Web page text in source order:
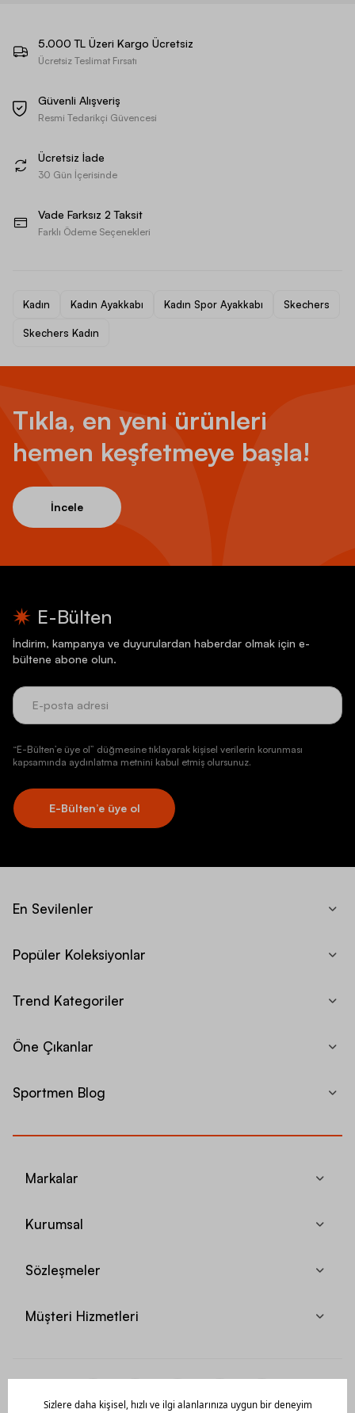
5.000 TL Üzeri Kargo Ücretsiz
Ücretsiz Teslimat Fırsatı
Güvenli Alışveriş
Resmi Tedarikçi Güvencesi
Ücretsiz İade
30 Gün İçerisinde
Vade Farksız 2 Taksit
Farklı Ödeme Seçenekleri
Kadın Kadın Ayakkabı Kadın Spor Ayakkabı Skechers
Skechers Kadın
Tıkla, en yeni ürünleri
hemen keşfetmeye başla!
İncele
E-Bülten
İndirim, kampanya ve duyurulardan haberdar olmak için e-
bültene abone olun.
“E-Bülten’e üye ol” düğmesine tıklayarak kişisel verilerin korunması
kapsamında aydınlatma metnini kabul etmiş olursunuz.
E-Bülten’e üye ol
En Sevilenler
Popüler Koleksiyonlar
Trend Kategoriler
Öne Çıkanlar
Sportmen Blog
Markalar
Kurumsal
Sözleşmeler
Müşteri Hizmetleri